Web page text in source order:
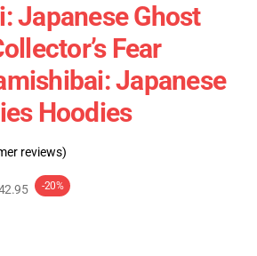
Japanese Ghost
Fear
Japanese
Hoodies
reviews)
-20%